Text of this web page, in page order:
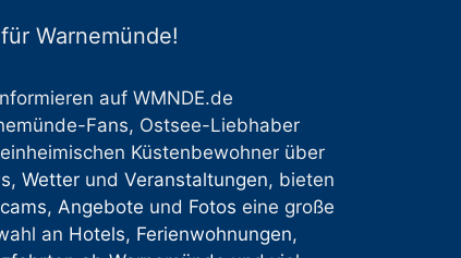
Warnemünde!
auf WMNDE.de
Fans, Ostsee-Liebhaber
Küstenbewohner über
,Wetter undVeranstaltungen, bieten
,Angebote und Fotos eine große
an Hotels, Ferienwohnungen,